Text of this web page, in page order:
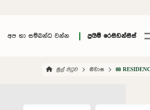
අප හා සම්බන්ධ වන්න ප්‍රයිම් රෙසිඩන්සීස්
මුල් පිටුව නිවාස